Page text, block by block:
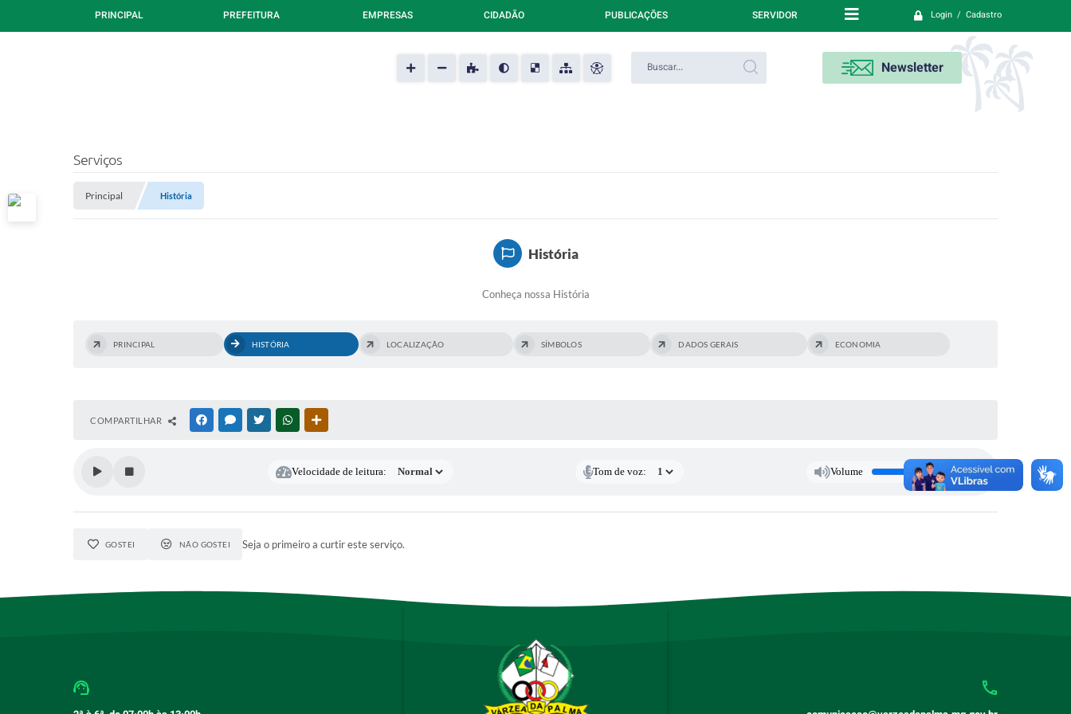
Login / Cadastro
PRINCIPAL PREFEITURA EMPRESAS CIDADÃO PUBLICAÇÕES SERVIDOR
Newsletter
Serviços
Principal História
História
Conheça nossa História
PRINCIPAL HISTÓRIA LOCALIZAÇÃO SÍMBOLOS DADOS GERAIS ECONOMIA
COMPARTILHAR FACEBOOKMESSENGER
TWITTERWHATSAPP
Velocidade de leitura: Tom de voz: Volume
GOSTEI NÃO GOSTEI Seja o primeiro a curtir este serviço.